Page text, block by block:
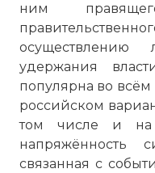
ним
удержания
популярна во
российском
том числе и на
напряжённость
связанная с